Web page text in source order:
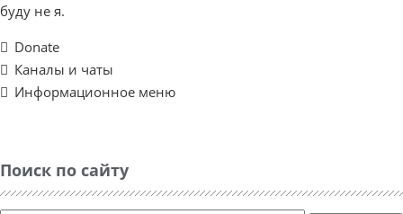
буду не я.
Donate
Каналы и чаты
Информационное меню
Поиск по сайту